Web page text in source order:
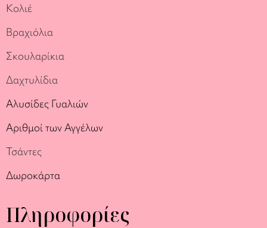
Κολιέ
Βραχιόλια
Σκουλαρίκια
Δαχτυλίδια
Αλυσίδες Γυαλιών
Αριθμοί των Αγγέλων
Τσάντες
Δωροκάρτα
Πληροφορίες